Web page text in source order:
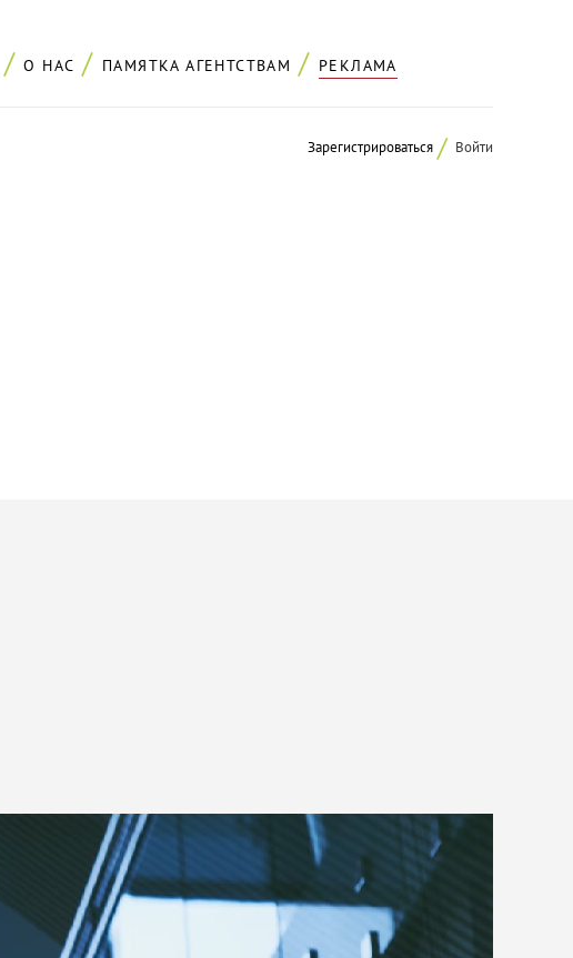
О НАС ПАМЯТКА АГЕНТСТВАМ РЕКЛАМА
Зарегистрироваться Войти